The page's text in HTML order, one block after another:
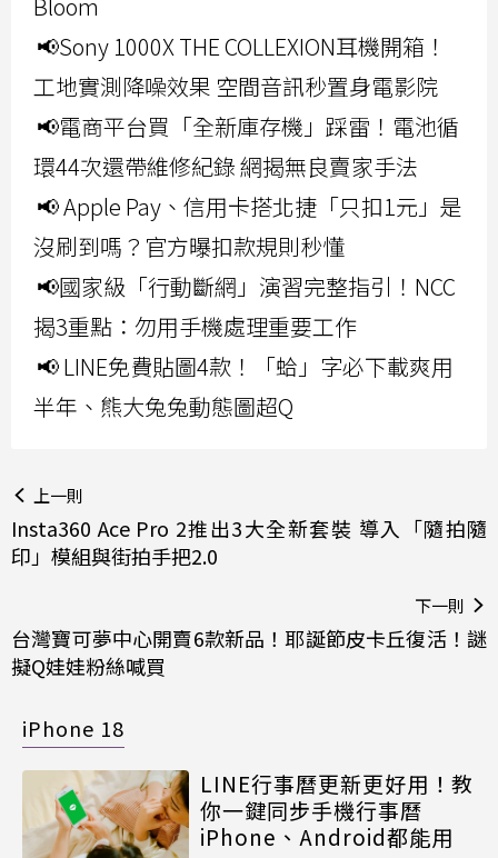
📢Sony 1000X THE COLLEXION耳機開箱！
工地實測降噪效果 空間音訊秒置身電影院
📢電商平台買「全新庫存機」踩雷！電池循
環44次還帶維修紀錄 網揭無良賣家手法
📢 Apple Pay、信用卡搭北捷「只扣1元」是
沒刷到嗎？官方曝扣款規則秒懂
📢國家級「行動斷網」演習完整指引！NCC
揭3重點：勿用手機處理重要工作
📢 LINE免費貼圖4款！「蛤」字必下載爽用
半年、熊大兔兔動態圖超Q
上一則
Insta360 Ace Pro 2推出3大全新套裝 導入「隨拍隨
印」模組與街拍手把2.0
下一則
台灣寶可夢中心開賣6款新品！耶誕節皮卡丘復活！謎
擬Q娃娃粉絲喊買
iPhone 18
LINE行事曆更新更好用！教
你一鍵同步手機行事曆
iPhone、Android都能用